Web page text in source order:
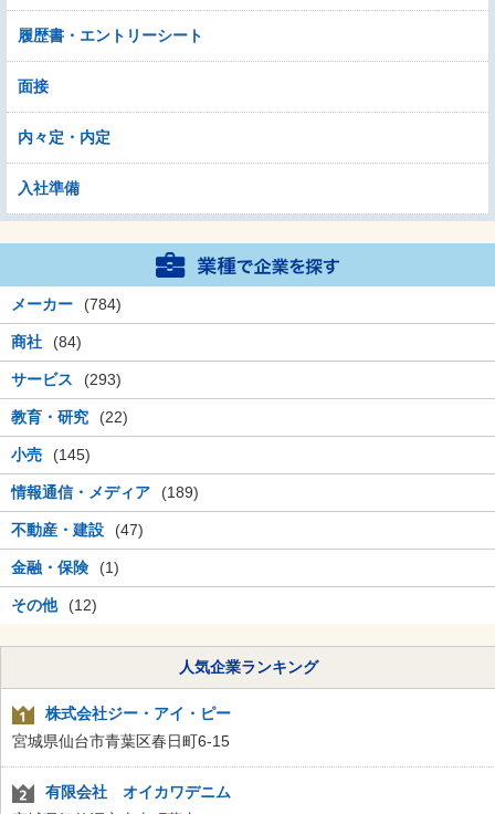
履歴書・エントリーシート
面接
内々定・内定
入社準備
メーカー (784)
商社 (84)
サービス (293)
教育・研究 (22)
小売 (145)
情報通信・メディア (189)
不動産・建設 (47)
金融・保険 (1)
その他 (12)
人気企業ランキング
株式会社ジー・アイ・ピー
宮城県仙台市青葉区春日町6-15
有限会社 オイカワデニム